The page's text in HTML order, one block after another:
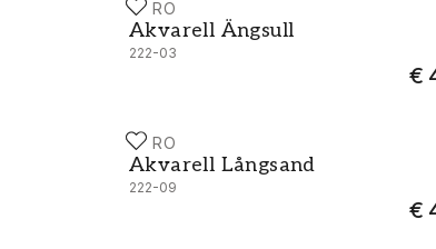
DURO
Akvarell Ängsull
222-03
€
Akvarell Ängsull - 222-03
DURO
Akvarell Långsand
222-09
€
Akvarell Långsand - 222-09